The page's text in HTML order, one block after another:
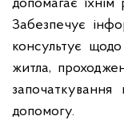
допомагає їхнім
Забезпечує
консультує щодо
житла,
допомогу.